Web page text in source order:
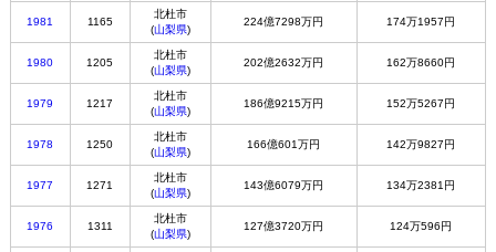
1981 1165
北杜市
(山梨県)
224億7298万円 174万1957円
1980 1205
北杜市
(山梨県)
202億2632万円 162万8660円
1979 1217
北杜市
(山梨県)
186億9215万円 152万5267円
1978 1250
北杜市
(山梨県)
166億601万円 142万9827円
1977 1271
北杜市
(山梨県)
143億6079万円 134万2381円
1976 1311
北杜市
(山梨県)
127億3720万円 124万596円